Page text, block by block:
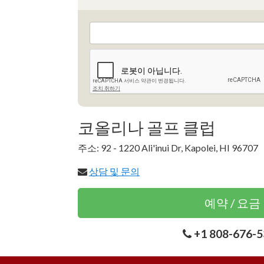
코올리나 골프 클럽
주소: 92 - 1220 Ali'inui Dr, Kapolei, HI 96707
상담 및 문의
예약 / 요금
+1 808-676-